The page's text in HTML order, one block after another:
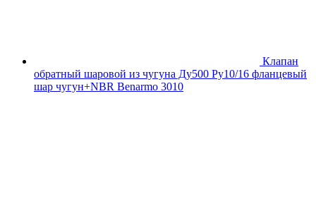
Клапан
обратный шаровой из чугуна Ду500 Ру10/16 фланцевый
шар чугун+NBR Benarmo 3010